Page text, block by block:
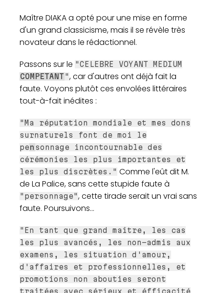
Maître DIAKA a opté pour une mise en forme
d'un grand classicisme, mais il se révèle très
novateur dans le rédactionnel.
Passons sur le "CELEBRE VOYANT MEDIUM
COMPETANT ", car d'autres ont déjà fait la
faute. Voyons plutôt ces envolées littéraires
tout-à-fait inédites :
"Ma réputation mondiale et mes dons
surnaturels font de moi le
pen sonnage incontournable des
cérémonies les plus importantes et
les plus discrètes." Comme l'eût dit M.
de La Palice, sans cette stupide faute à
"personnage", cette tirade serait un vrai sans
faute. Poursuivons...
"En tant que grand maître, les cas
les plus avancés, les non-admis aux
examens, les situation d'amour,
d'affaires et professionnelles, et
promotions non abouties seront